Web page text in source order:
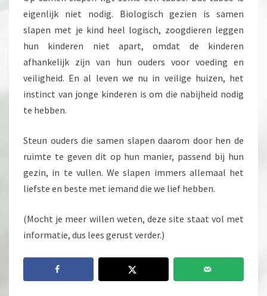
eigenlijk niet nodig. Biologisch gezien is samen
slapen met je kind heel logisch, zoogdieren leggen
hun kinderen niet apart, omdat de kinderen
afhankelijk zijn van hun ouders voor voeding en
veiligheid. En al leven we nu in veilige huizen, het
instinct van jonge kinderen is om die nabijheid nodig
te hebben.
Steun ouders die samen slapen daarom door hen de
ruimte te geven dit op hun manier, passend bij hun
gezin, in te vullen. We slapen immers allemaal het
liefste en beste met iemand die we lief hebben.
(Mocht je meer willen weten, deze site staat vol met
informatie, dus lees gerust verder.)